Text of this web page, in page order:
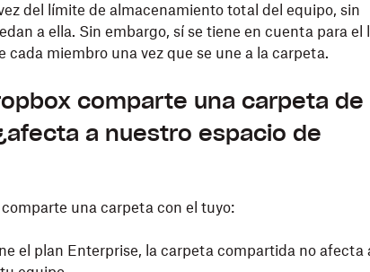
del límite de almacenamiento total del equipo, sin
a ella. Sin embargo, sí se tiene en cuenta para el
miembro una vez que se une a la carpeta.
comparte una carpeta de
a nuestro espacio de
una carpeta con el tuyo:
el plan Enterprise, la carpeta compartida no afecta